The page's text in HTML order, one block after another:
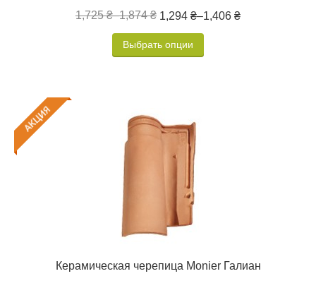
1,725 ₴–1,874 ₴ 1,294 ₴–1,406 ₴
Выбрать опции
Керамическая черепица Monier Галиан